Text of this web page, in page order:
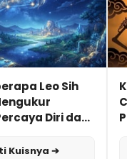
Leo Sih
Diri dan
Kuisnya ➔